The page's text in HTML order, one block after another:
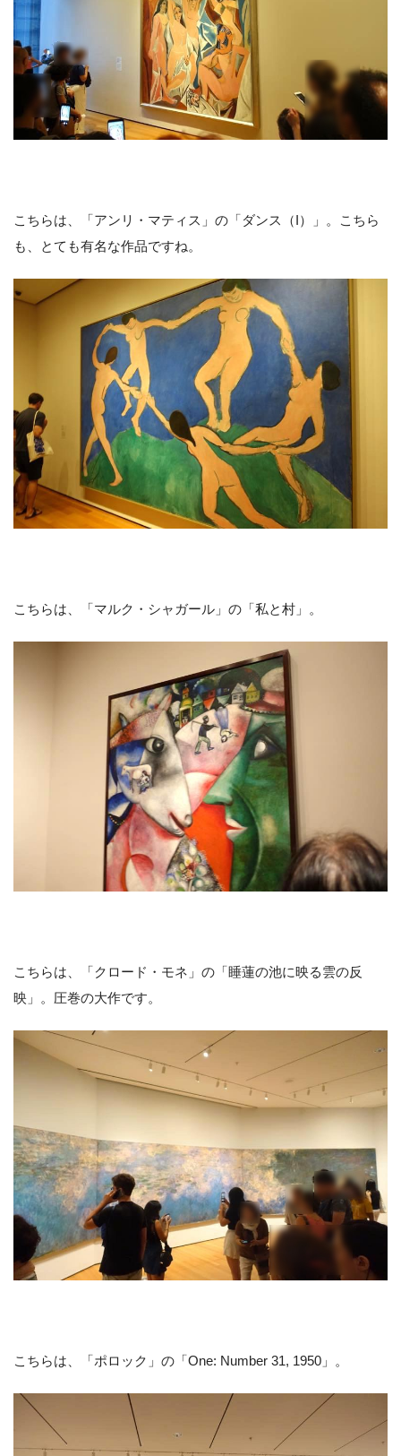
こちらは、「アンリ・マティス」の「ダンス（I）」。こちら
も、とても有名な作品ですね。
こちらは、「マルク・シャガール」の「私と村」。
こちらは、「クロード・モネ」の「睡蓮の池に映る雲の反
映」。圧巻の大作です。
こちらは、「ポロック」の「One: Number 31, 1950」。